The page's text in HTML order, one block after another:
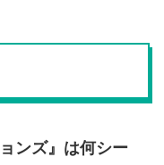
ンズ』は何シー